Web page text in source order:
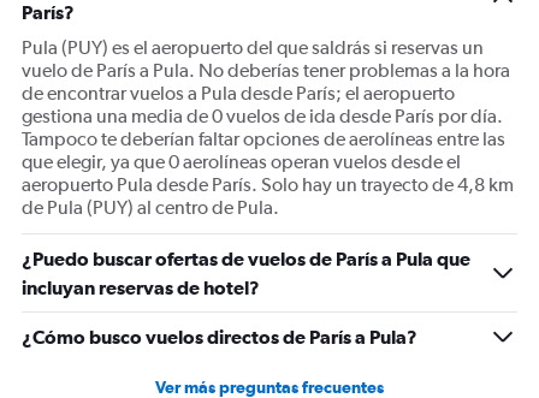
París?
Pula (PUY) es el aeropuerto del que saldrás si reservas un
vuelo de París a Pula. No deberías tener problemas a la hora
de encontrar vuelos a Pula desde París; el aeropuerto
gestiona una media de 0 vuelos de ida desde París por día.
Tampoco te deberían faltar opciones de aerolíneas entre las
que elegir, ya que 0 aerolíneas operan vuelos desde el
aeropuerto Pula desde París. Solo hay un trayecto de 4,8 km
de Pula (PUY) al centro de Pula.
¿Puedo buscar ofertas de vuelos de París a Pula que
incluyan reservas de hotel?
¿Cómo busco vuelos directos de París a Pula?
Ver más preguntas frecuentes